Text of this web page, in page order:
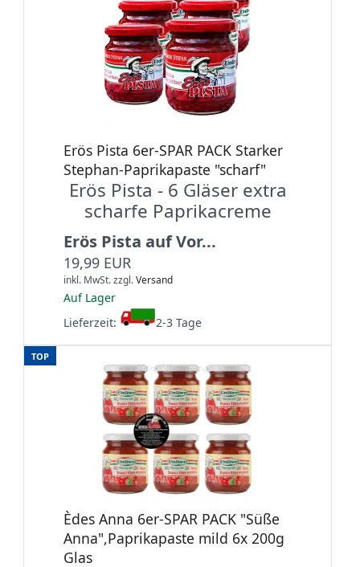
Erös Pista 6er-SPAR PACK Starker
Stephan-Paprikapaste "scharf"
Erös Pista - 6 Gläser extra
scharfe Paprikacreme
Erös Pista auf Vor...
19,99 EUR
inkl. MwSt.zzgl.Versand
Auf Lager
Lieferzeit:
2-3 Tage
TOP
Èdes Anna 6er-SPAR PACK "Süße
Anna",Paprikapaste mild 6x 200g
Glas